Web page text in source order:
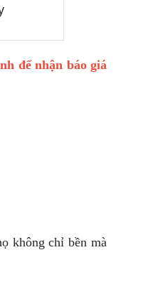
để nhận báo giá
không chỉ bền mà